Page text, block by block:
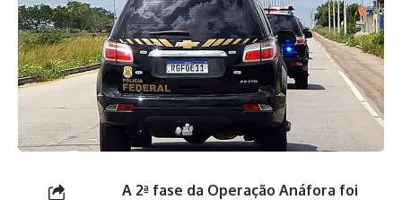
A 2ª fase da Operação Anáfora foi